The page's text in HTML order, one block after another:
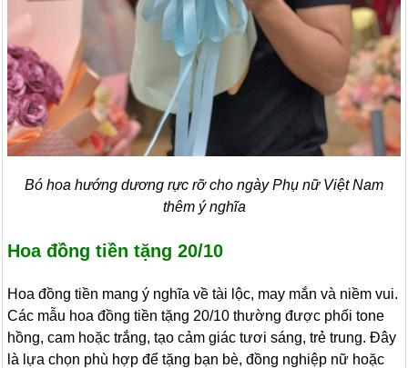
Bó hoa hướng dương rực rỡ cho ngày Phụ nữ Việt Nam
thêm ý nghĩa
Hoa đồng tiền tặng 20/10
Hoa đồng tiền mang ý nghĩa về tài lộc, may mắn và niềm vui.
Các mẫu hoa đồng tiền tặng 20/10 thường được phối tone
hồng, cam hoặc trắng, tạo cảm giác tươi sáng, trẻ trung. Đây
là lựa chọn phù hợp để tặng bạn bè, đồng nghiệp nữ hoặc